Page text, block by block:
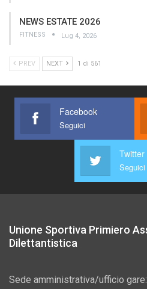
NEWS ESTATE 2026
FITNESS Lug 4, 2026
PREV NEXT 1 di 561
Facebook
Seguici
Twitter
Seguici
Unione Sportiva Primiero
Dilettantistica
Sede amministrativa/ufficio gare: